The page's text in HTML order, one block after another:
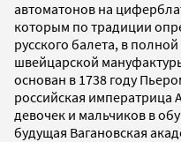
автоматонов на
которым по традиции
русского балета, в
швейцарской
основан в 1738 году
российская императрица
девочек и мальчиков в
будущая Вагановская